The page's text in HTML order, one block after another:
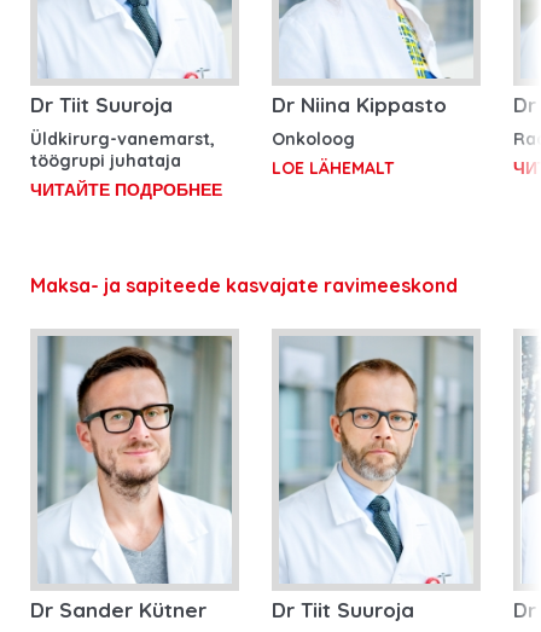
Dr Tiit Suuroja
Üldkirurg-vanemarst,
töögrupi juhataja
ЧИТАЙТЕ ПОДРОБНЕЕ
Dr Niina Kippasto
Onkoloog
LOE LÄHEMALT
Maksa- ja sapiteede kasvajate ravimeeskond
Dr Sander Kütner Dr Tiit Suuroja